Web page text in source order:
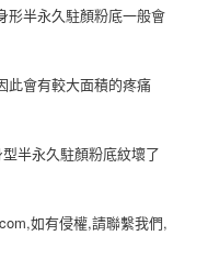
形半永久駐顏粉底一般會
此會有較大面積的疼痛
半永久駐顏粉底紋壞了
如有侵權,請聯繫我們,